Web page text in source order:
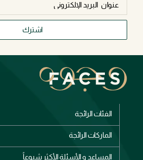
اشترك
الفئات الرائجة
الأكثر مبيعاً
الماركات الرائجة
المساعد و الأسئلة الأكثر شيوعاً